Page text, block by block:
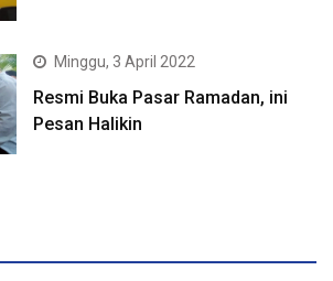
Minggu, 3 April 2022
Resmi Buka Pasar Ramadan, ini
Pesan Halikin